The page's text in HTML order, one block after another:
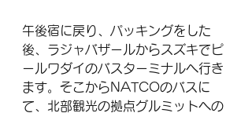
午後宿に戻り、パッキングをした
後、ラジャバザールからスズキでピ
ールワダイのバスターミナルへ行き
ます。そこからNATCOのバスに
て、北部観光の拠点グルミットへの